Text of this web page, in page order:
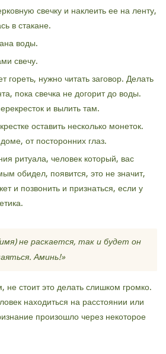
свечку и наклеить ее на ленту,
в стакане.
воды.
свечу.
гореть, нужно читать заговор. Делать
пока свечка не догорит до воды.
и вылить там.
оставить несколько монеток.
от посторонних глаз.
ритуала, человек который, вас
обидел, появится, это не значит,
и позвонить и признаться, если у
не раскается, так и будет он
Аминь!»
не стоит это делать слишком громко.
находиться на расстоянии или
произошло через некоторое